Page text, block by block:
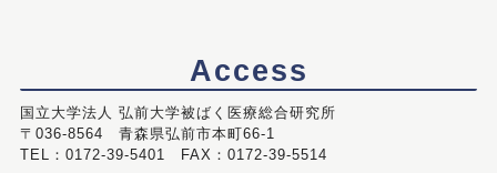
Access
国立大学法人 弘前大学被ばく医療総合研究所
〒036-8564 青森県弘前市本町66-1
TEL：0172-39-5401 FAX：0172-39-5514